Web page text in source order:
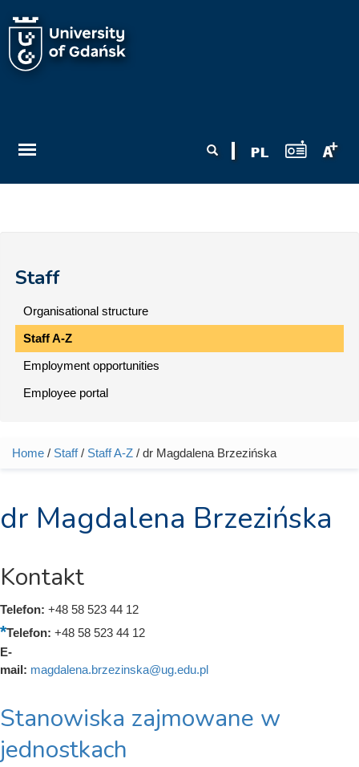
Staff
Organisational structure
Staff A-Z
Employment opportunities
Employee portal
You are here
Home / Staff/ Staff A-Z / dr Magdalena Brzezińska
dr Magdalena Brzezińska
Kontakt
Telefon: +48 58 523 44 12
Telefon: +48 58 523 44 12
E-
mail: magdalena.brzezinska@ug.edu.pl
Stanowiska zajmowane w
jednostkach